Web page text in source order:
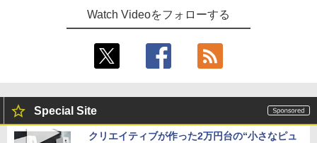
Watch Videoをフォローする
Special Site
クリエイティブが作った2万円台の“小さなピュ